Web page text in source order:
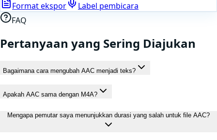
Format ekspor
Label pembicara
FAQ
Pertanyaan yang Sering Diajukan
Bagaimana cara mengubah AAC menjadi teks?
Apakah AAC sama dengan M4A?
Mengapa pemutar saya menunjukkan durasi yang salah untuk file AAC?